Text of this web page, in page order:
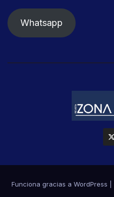
Whatsapp
Funciona gracias a WordPress